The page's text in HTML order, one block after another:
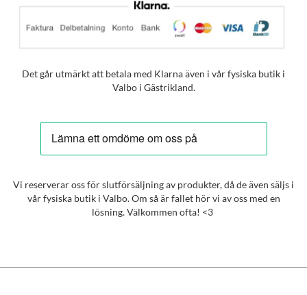
Det går utmärkt att betala med Klarna även i vår fysiska butik i
Valbo i Gästrikland.
Vi reserverar oss för slutförsäljning av produkter, då de även säljs i
vår fysiska butik i Valbo. Om så är fallet hör vi av oss med en
lösning. Välkommen ofta! <3